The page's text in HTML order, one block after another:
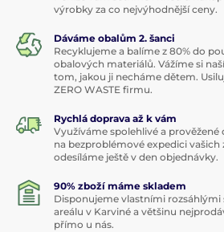
výrobky za co nejvýhodnější ceny.
Dáváme obalům 2. šanci
Recyklujeme a balíme z 80% do
obalových materiálů. Vážíme si
tom, jakou ji necháme dětem.
ZERO WASTE firmu.
Rychlá doprava až k vám
Využíváme spolehlivé a prověžené
na bezproblémové expedici vašich
odesíláme ještě v den objednávky.
90% zboží máme skladem
Disponujeme vlastními
areálu v Karviné a většinu
přímo u nás.